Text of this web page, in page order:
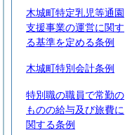
木城町特定乳児等通園
支援事業の運営に関す
る基準を定める条例
木城町特別会計条例
特別職の職員で常勤の
ものの給与及び旅費に
関する条例